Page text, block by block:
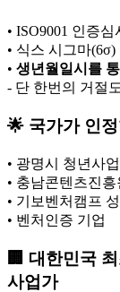
• ISO9001 인증
• 식스 시그마
• 생년월일시를
- 단 한번의 거절
🌟 국가가 인
• 광명시 청년사
• 충남콘텐츠진
• 기보벤처캠프
• 벤처인증 기업
🏢 대한민국
사업가